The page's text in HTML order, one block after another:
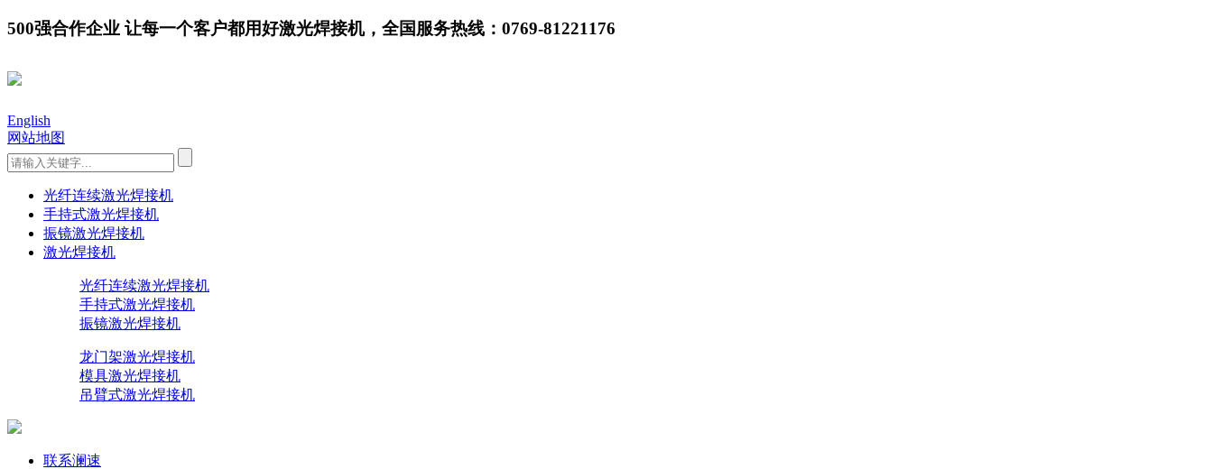
500强合作企业 让每一个客户都用好激光焊接机，全国服务热线：0769-81221176
English
网站地图
光纤连续激光焊接机
手持式激光焊接机
振镜激光焊接机
激光焊接机
光纤连续激光焊接机
手持式激光焊接机
振镜激光焊接机
龙门架激光焊接机
模具激光焊接机
吊臂式激光焊接机
联系澜速